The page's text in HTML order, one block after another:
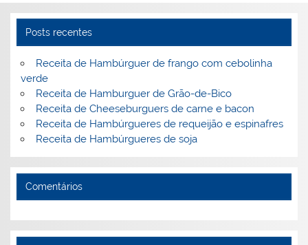
o
k
l
Posts recentes
Receita de Hambúrguer de frango com cebolinha
verde
Receita de Hamburguer de Grão-de-Bico
Receita de Cheeseburguers de carne e bacon
Receita de Hambúrgueres de requeijão e espinafres
Receita de Hambúrgueres de soja
Comentários